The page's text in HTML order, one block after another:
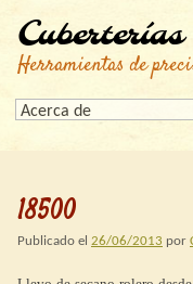
Herramientas de
18500
Publicado el 26/06/2013 por